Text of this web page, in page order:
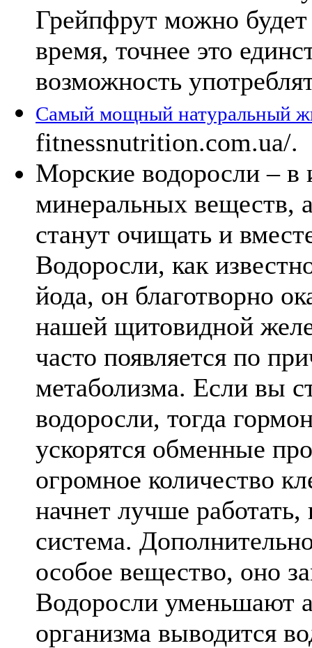
Грейпфрут можно
время, точнее это
возможность
Самый мощный натуральный
fitnessnutrition.com.ua/.
Морские водоросли – в
минеральных веществ,
станут очищать и
Водоросли, как
йода, он благотворно
нашей щитовидной
часто появляется по
метаболизма. Если вы
водоросли, тогда
ускорятся обменные
огромное количество
начнет лучше
система.
особое вещество, оно
Водоросли уменьшают
организма выводится